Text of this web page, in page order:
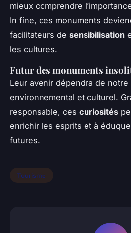
mieux comprendre
In fine, ces monuments
facilitateurs de sensibilisation
les cultures.
Futur des monuments
Leur avenir dépendra de notre
environnemental et culturel.
responsable, ces curiosités
enrichir les esprits et à
futures.
Tourisme